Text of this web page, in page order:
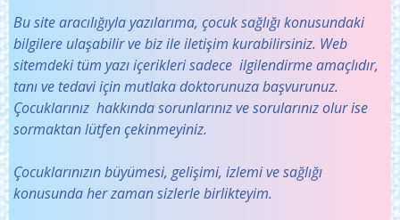
Bu site aracılığıyla yazılarıma, çocuk sağlığı konusundaki
bilgilere ulaşabilir ve biz ile iletişim kurabilirsiniz. Web
sitemdeki tüm yazı içerikleri sadece ilgilendirme amaçlıdır,
tanı ve tedavi için mutlaka doktorunuza başvurunuz.
Çocuklarınız hakkında sorunlarınız ve sorularınız olur ise
sormaktan lütfen çekinmeyiniz.
Çocuklarınızın büyümesi, gelişimi, izlemi ve sağlığı
konusunda her zaman sizlerle birlikteyim.